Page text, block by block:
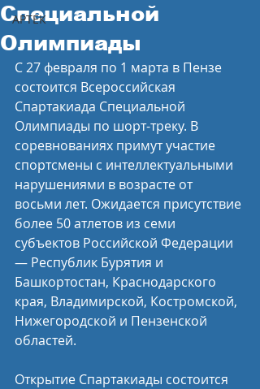
АРТЕК
Специальной
Олимпиады
С 27 февраля по 1 марта в Пензе
состоится Всероссийская
Спартакиада Специальной
Олимпиады по шорт-треку. В
соревнованиях примут участие
спортсмены с интеллектуальными
нарушениями в возрасте от
восьми лет. Ожидается присутствие
более 50 атлетов из семи
субъектов Российской Федерации
— Республик Бурятия и
Башкортостан, Краснодарского
края, Владимирской, Костромской,
Нижегородской и Пензенской
областей.
Открытие Спартакиады состоится